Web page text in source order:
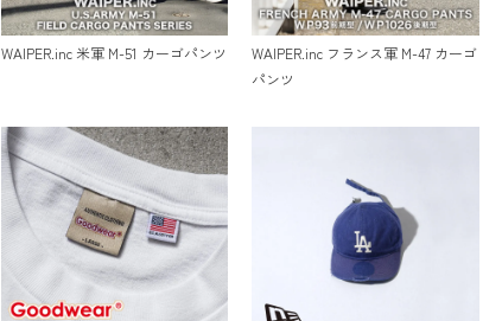
WAIPER.inc 米軍 M-51 カーゴパンツ
WAIPER.inc フランス軍 M-47 カーゴ
パンツ